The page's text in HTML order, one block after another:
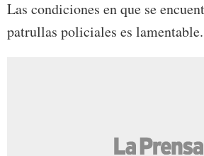
Las condiciones en que se
patrullas policiales es lamentable.